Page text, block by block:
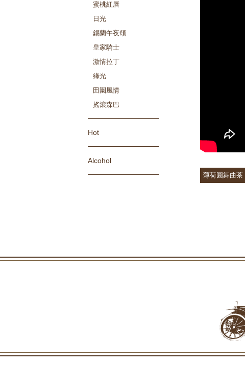
蜜桃紅唇
日光
錫蘭午夜頌
皇家騎士
激情拉丁
綠光
田園風情
搖滾森巴
Hot
Alcohol
薄荷圓舞曲茶